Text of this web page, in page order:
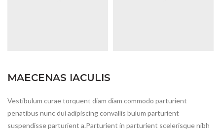
MAECENAS IACULIS
Vestibulum curae torquent diam diam commodo parturient
penatibus nunc dui adipiscing convallis bulum parturient
suspendisse parturient a.Parturient in parturient scelerisque nibh